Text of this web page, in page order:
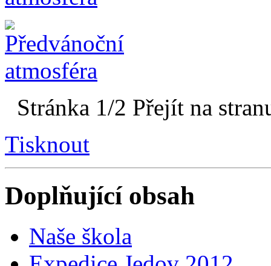
Stránka 1/2 Přejít na
Tisknout
Doplňující obsah
Naše škola